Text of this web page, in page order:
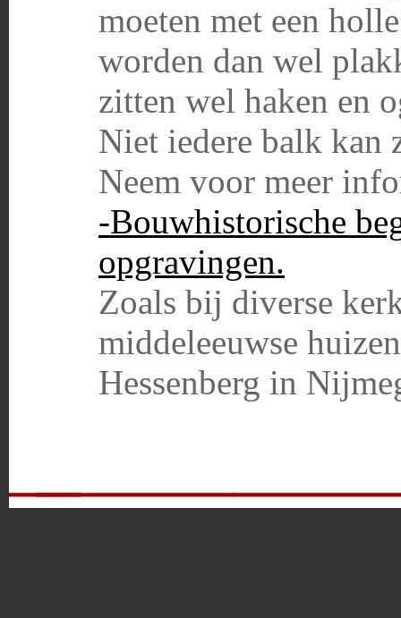
moeten met een
worden dan wel
zitten wel haken en
Niet iedere balk kan
Neem voor meer
-Bouwhistorische
opgravingen.
Zoals bij diverse
middeleeuwse
Hessenberg in